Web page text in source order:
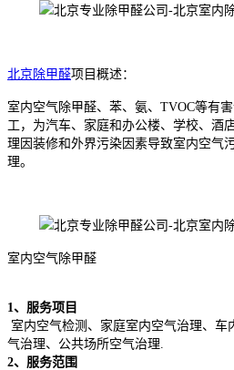
北京除甲醛项目概述：
室内空气除甲醛、苯、氨、TVOC等有
工，为汽车、家庭和办公楼、学校、酒
理因装修和外界污染因素导致室内空气
理。
室内空气除甲醛
1、服务项目
室内空气检测、家庭室内空气治理、车
气治理、公共场所空气治理.
2、服务范围